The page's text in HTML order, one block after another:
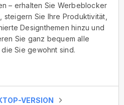
– erhalten Sie Werbeblocker
Sie Ihre Produktivität,
Designthemen hinzu und
Sie ganz bequem alle
Sie gewohnt sind.
VERSION